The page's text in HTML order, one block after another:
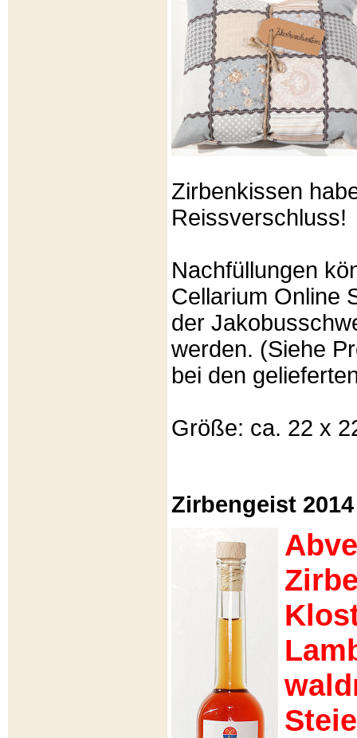
Zirbenkissen
Reissverschluss!
Nachfüllungen
Cellarium Online
der
werden. (Siehe
bei den
Größe: ca. 22 x
Zirbengeist 2014